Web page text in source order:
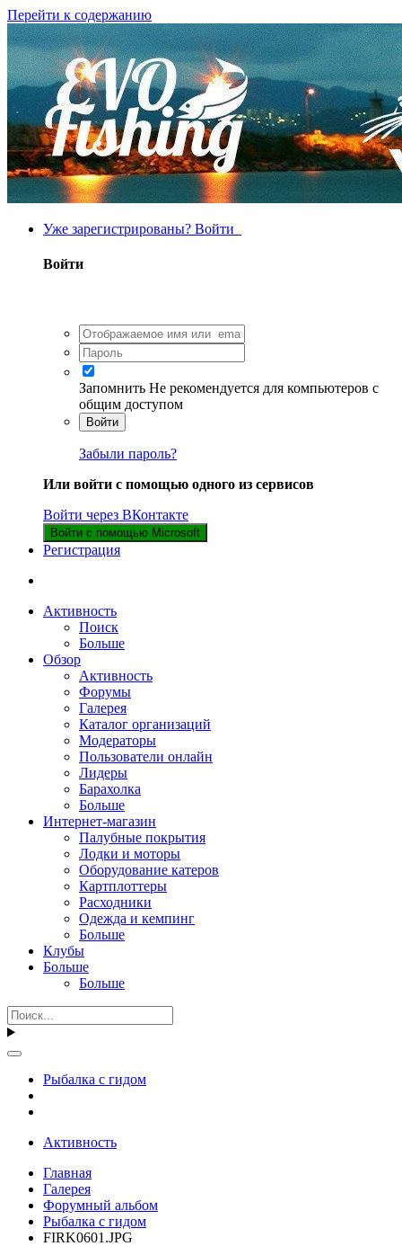
Перейти к содержанию
Уже зарегистрированы? Войти
Войти
Запомнить Не рекомендуется для компьютеров с
общим доступом
Войти
Забыли пароль?
Или войти с помощью одного из сервисов
Войти через ВКонтакте
Войти с помощью Microsoft
Регистрация
Активность
Поиск
Больше
Обзор
Активность
Форумы
Галерея
Каталог организаций
Модераторы
Пользователи онлайн
Лидеры
Барахолка
Больше
Интернет-магазин
Палубные покрытия
Лодки и моторы
Оборудование катеров
Картплоттеры
Расходники
Одежда и кемпинг
Больше
Клубы
Больше
Больше
Рыбалка с гидом
Активность
Главная
Галерея
Форумный альбом
Рыбалка с гидом
FIRK0601.JPG